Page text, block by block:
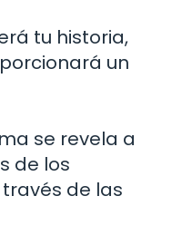
tu historia,
un
se revela a
de los
de las